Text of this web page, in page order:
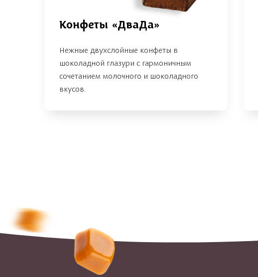
Конфеты «ДваДа»
Нежные двухслойные конфеты в
шоколадной глазури с гармоничным
сочетанием молочного и шоколадного
вкусов.